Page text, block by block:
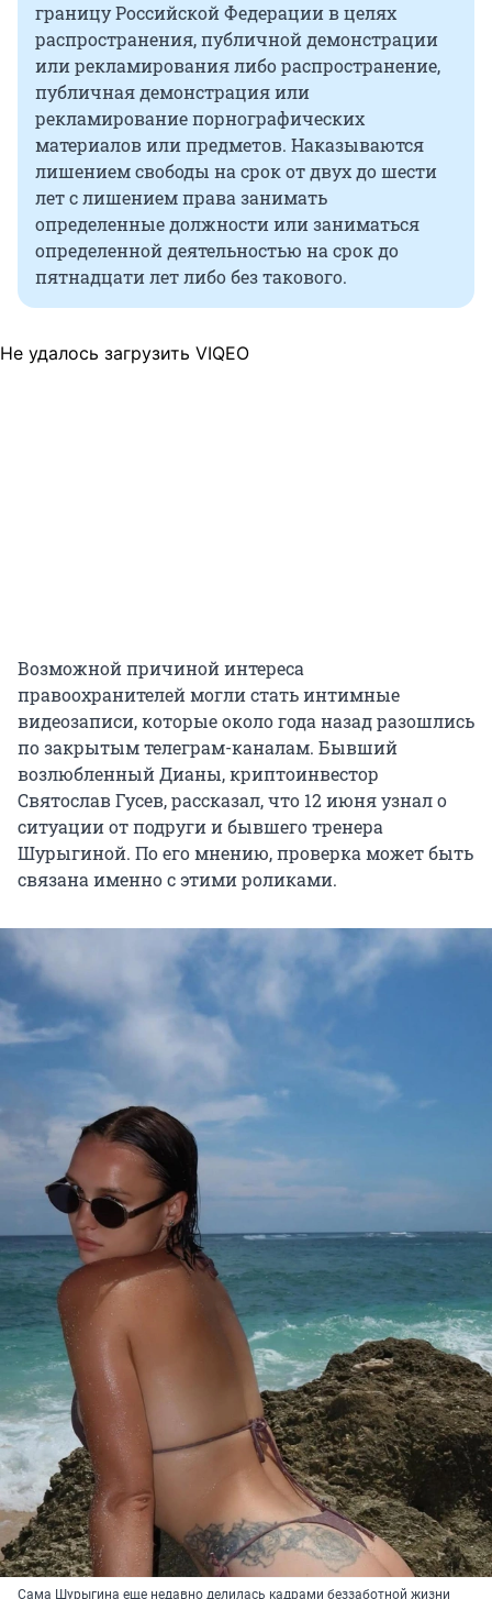
границу Российской Федерации в целях
распространения, публичной демонстрации
или рекламирования либо распространение,
публичная демонстрация или
рекламирование порнографических
материалов или предметов. Наказываются
лишением свободы на срок от двух до шести
лет с лишением права занимать
определенные должности или заниматься
определенной деятельностью на срок до
пятнадцати лет либо без такового.
Не удалось загрузить VIQEO
Возможной причиной интереса
правоохранителей могли стать интимные
видеозаписи, которые около года назад разошлись
по закрытым телеграм-каналам. Бывший
возлюбленный Дианы, криптоинвестор
Святослав Гусев, рассказал, что 12 июня узнал о
ситуации от подруги и бывшего тренера
Шурыгиной. По его мнению, проверка может быть
связана именно с этими роликами.
Сама Шурыгина еще недавно делилась кадрами беззаботной жизни